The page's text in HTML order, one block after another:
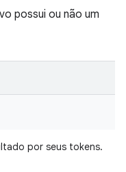
possui ou não um
por seus tokens.